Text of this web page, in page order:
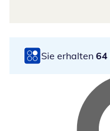
Sie erhalten 64